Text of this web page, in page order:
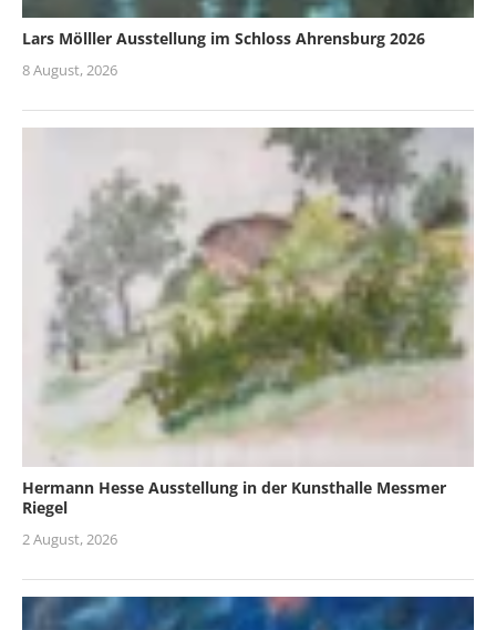
Lars Mölller Ausstellung im Schloss Ahrensburg 2026
8 August, 2026
Hermann Hesse Ausstellung in der Kunsthalle Messmer
Riegel
2 August, 2026